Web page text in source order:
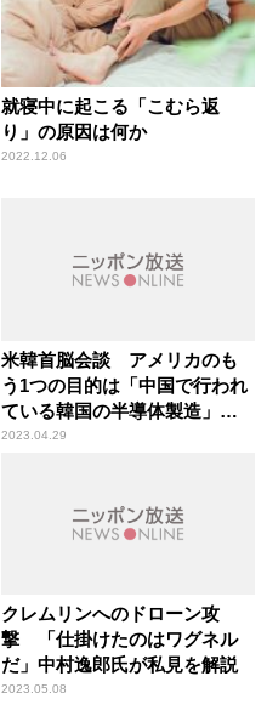
就寝中に起こる「こむら返
り」の原因は何か
2022.12.06
米韓首脳会談 アメリカのも
う1つの目的は「中国で行われ
ている韓国の半導体製造」へ
のプレッシャー
2023.04.29
クレムリンへのドローン攻
撃 「仕掛けたのはワグネル
だ」中村逸郎氏が私見を解説
2023.05.08